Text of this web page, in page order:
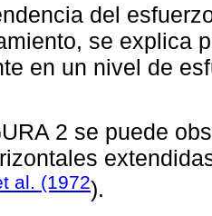
del
se explica
en un nivel de
2 se puede
al. (1972).